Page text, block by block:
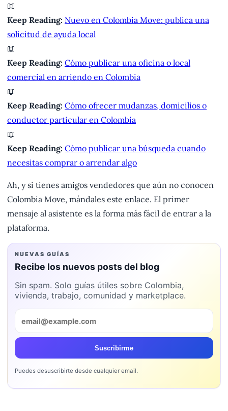
📖
Keep Reading: Nuevo en Colombia Move: publica una
solicitud de ayuda local
📖
Keep Reading: Cómo publicar una oficina o local
comercial en arriendo en Colombia
📖
Keep Reading: Cómo ofrecer mudanzas, domicilios o
conductor particular en Colombia
📖
Keep Reading: Cómo publicar una búsqueda cuando
necesitas comprar o arrendar algo
Ah, y si tienes amigos vendedores que aún no conocen
Colombia Move, mándales este enlace. El primer
mensaje al asistente es la forma más fácil de entrar a la
plataforma.
NUEVAS GUÍAS
Recibe los nuevos posts del blog
Sin spam. Solo guías útiles sobre Colombia,
vivienda, trabajo, comunidad y marketplace.
Suscribirme
Puedes desuscribirte desde cualquier email.